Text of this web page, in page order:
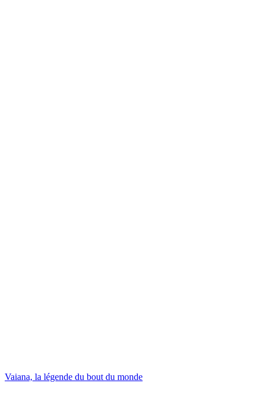
Vaiana, la légende du bout du monde